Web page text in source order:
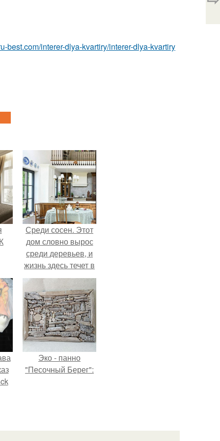
best.com/interer-dlya-kvartiry/interer-dlya-kvartiry
Среди сосен. Этот
дом словно вырос
среди деревьев, и
жизнь здесь течет в
собственном ритме
- спокойно, без
спешки и лишнего
шума.
Эко - панно
"Песочный Берег":